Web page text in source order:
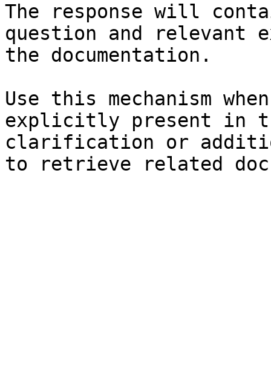
The response will
question and relevant
the documentation.
Use this mechanism
explicitly present in
clarification or